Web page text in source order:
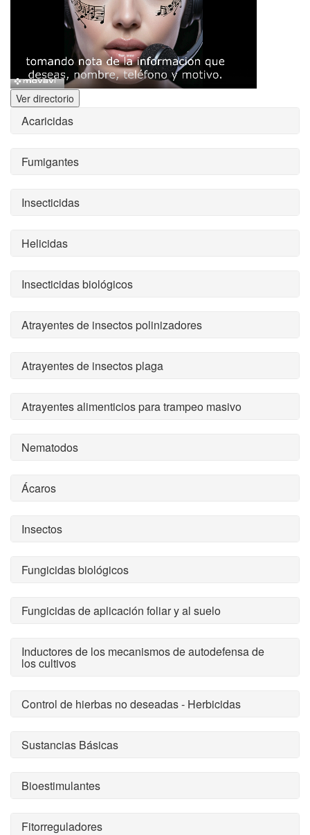
Ver directorio
Acaricidas
Fumigantes
Insecticidas
Helicidas
Insecticidas biológicos
Atrayentes de insectos polinizadores
Atrayentes de insectos plaga
Atrayentes alimenticios para trampeo masivo
Nematodos
Ácaros
Insectos
Fungicidas biológicos
Fungicidas de aplicación foliar y al suelo
Inductores de los mecanismos de autodefensa de
los cultivos
Control de hierbas no deseadas - Herbicidas
Sustancias Básicas
Bioestimulantes
Fitorreguladores